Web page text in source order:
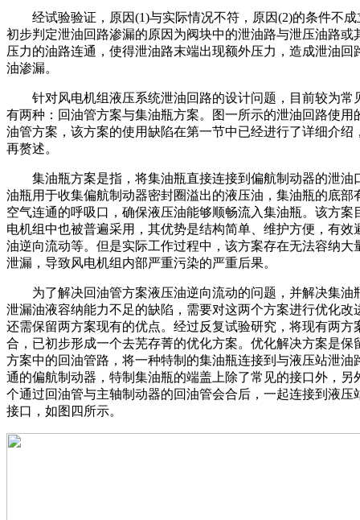
经试验验证，原因(1)与实际情况不符，原因(2)的条件不成
初步判定泄油回路渗漏的原因为阀块中的泄油路与泄压油路或
压力的油路连通，使得泄油路末端出现额外压力，造成泄油回
油渗漏。
针对风电机组液压系统泄油回路的设计问题，目前较为常
有两种：回油管方案与集油瓶方案。图一所示的泄油回路使用
油管方案，该方案的使用缺陷在第一节中已经进行了详细介绍
再赘述。
集油瓶方案是指，将集油瓶直接连接到偏航制动器的泄油
油瓶用于收集偏航制动器密封圈溢出的液压油，集油瓶的底部
空气连通的呼吸口，确保液压油能够顺畅流入集油瓶。该方案
电机组中也被普遍采用，其优势是结构简单、维护方便，有效
油逆向流动等。但是实际工作过程中，该方案存在无法容纳大
泄漏，导致风电机组内部严重污染的严重后果。
为了解决回油管方案液压油逆向流动的问题，并解决集油
泄漏油液容纳能力不足的缺陷，需要对这两个方案进行优化改
还需保留两方案现有的优点。经过反复试验研究，将现有两方
合，已初步形成一个去芜存菁的优化方案。优化解决方案是保
方案中的回油管路，将一种特制的集油瓶连接到与液压站泄油
通的偏航制动器，特制集油瓶的端盖上除了常见的接口外，另
个通过回油管与主轴制动器的回油管会合后，一起连接到液压
接口，如图四所示。